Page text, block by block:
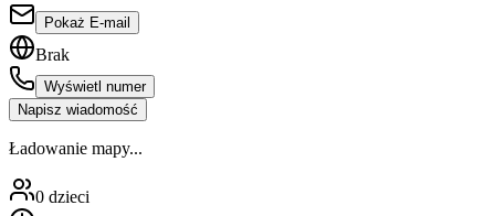
Pokaż E-mail
Brak
Wyświetl numer
Napisz wiadomość
Ładowanie mapy...
0 dzieci